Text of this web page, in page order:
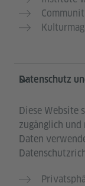
Datenschutz
Diese Website
zugänglich und
Daten